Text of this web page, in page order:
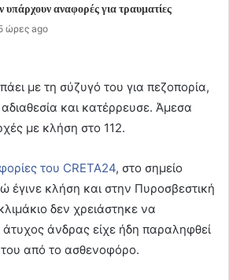
υπάρχουν αναφορές για τραυματίες
ώρες ago
με τη σύζυγό του για πεζοπορία,
και κατέρρευσε. Άμεσα
με κλήση στο 112.
του CRETA24, στο σημείο
έγινε κλήση και στην Πυροσβεστική
δεν χρειάστηκε να
άτυχος άνδρας είχε ήδη παραληφθεί
του από το ασθενοφόρο.